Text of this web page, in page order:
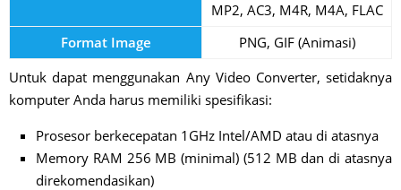
MP2, AC3, M4R, M4A, FLAC
Format Image
PNG, GIF (Animasi)
Untuk dapat menggunakan Any Video Converter, setidaknya
komputer Anda harus memiliki spesifikasi:
Prosesor berkecepatan 1GHz Intel/AMD atau di atasnya
Memory RAM 256 MB (minimal) (512 MB dan di atasnya
direkomendasikan)